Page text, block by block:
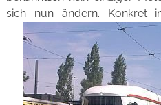
sich nun ändern. Konkret